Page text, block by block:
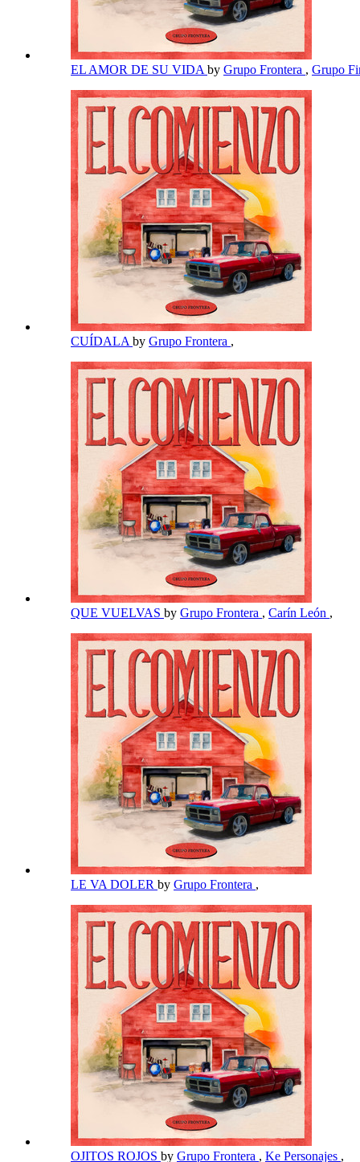
EL AMOR DE SU VIDA by Grupo Frontera , Grupo
CUÍDALA by Grupo Frontera ,
QUE VUELVAS by Grupo Frontera , Carín León ,
LE VA DOLER by Grupo Frontera ,
OJITOS ROJOS by Grupo Frontera , Ke Personajes ,